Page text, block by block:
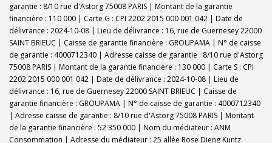
garantie : 8/10 rue d'Astorg 75008 PARIS | Montant de la garantie
financière : 110 000 | Carte G : CPI 2202 2015 000 001 042 | Date de
délivrance : 2024-10-08 | Lieu de délivrance : 16, rue de Guernesey 22000
SAINT BRIEUC | Caisse de garantie financière : GROUPAMA | N° de caisse
de garantie : 4000712340 | Adresse caisse de garantie : 8/10 rue d'Astorg
75008 PARIS | Montant de la garantie financière : 130 000 | Carte S : CPI
2202 2015 000 001 042 | Date de délivrance : 2024-10-08 | Lieu de
délivrance : 16, rue de Guernesey 22000 SAINT BRIEUC | Caisse de
garantie financière : GROUPAMA | N° de caisse de garantie : 4000712340
| Adresse caisse de garantie : 8/10 rue d'Astorg 75008 PARIS | Montant
de la garantie financière : 52 350 000 | Nom du médiateur : ANM
Consommation | Adresse du médiateur : 25 allée Rose Dieng Kuntz